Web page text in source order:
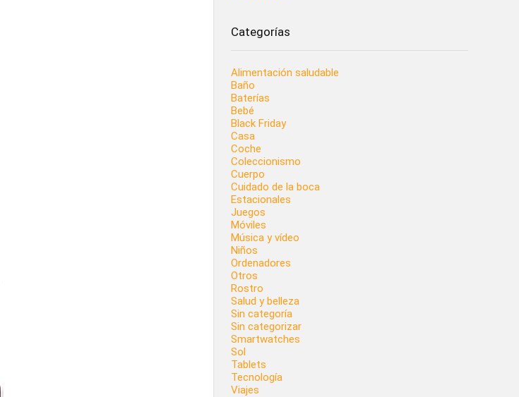
Categorías
Alimentación saludable
Baño
Baterías
Bebé
Black Friday
Casa
Coche
Coleccionismo
Cuerpo
Cuidado de la boca
Estacionales
Juegos
Móviles
Música y vídeo
Niños
Ordenadores
Otros
Rostro
Salud y belleza
Sin categoría
Sin categorizar
Smartwatches
Sol
Tablets
Tecnología
Viajes